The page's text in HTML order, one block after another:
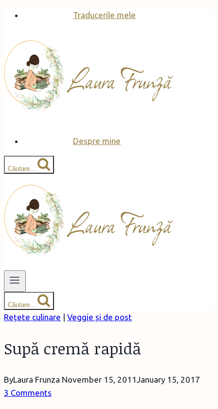
Skip
content
Traducerile mele
Despre mine
Căutare...
Căutare...
Rețete culinare Veggie și de post
Supă cremă rapidă
ByLaura Frunza November 15, 2011January 15, 2017
3 Comments